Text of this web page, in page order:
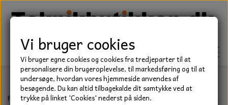
TEKNIK
Forside Teknik Låseringe Aksel klemmering
Vi bruger cookies
Vi bruger egne cookies og cookies fra tredjeparter til at
personalisere din brugeroplevelse, til markedsføring og til at
undersøge, hvordan vores hjemmeside anvendes af
besøgende. Du kan altid tilbagekalde dit samtykke ved at
trykke på linket 'Cookies' nederst på siden.